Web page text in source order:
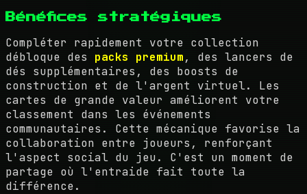
Bénéfices stratégiques
Compléter rapidement votre collection
débloque des packs premium, des lancers de
dés supplémentaires, des boosts de
construction et de l'argent virtuel. Les
cartes de grande valeur améliorent votre
classement dans les événements
communautaires. Cette mécanique favorise la
collaboration entre joueurs, renforçant
l'aspect social du jeu. C'est un moment de
partage où l'entraide fait toute la
différence.